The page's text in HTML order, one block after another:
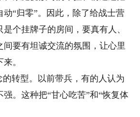
“归零”。因此，除了给战士营
个挂牌子的房间，要真有人、
要有坦诚交流的氛围，让心里
。
转型。以前带兵，有的人认为
。这种把“甘心吃苦”和“恢复体